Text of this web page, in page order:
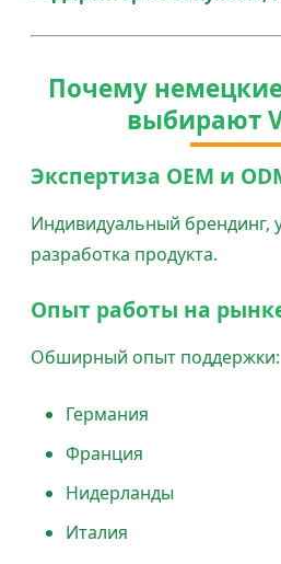
Почему
выбирают
Экспертиза OEM и
Индивидуальный брендинг,
разработка продукта.
Опыт работы на
Обширный опыт поддержки:
Германия
Франция
Нидерланды
Италия